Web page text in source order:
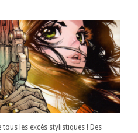
tous les excès stylistiques ! Des